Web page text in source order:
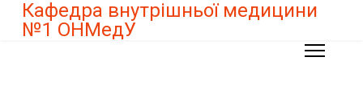
Кафедра внутрішньої медицини
№1 ОНМедУ